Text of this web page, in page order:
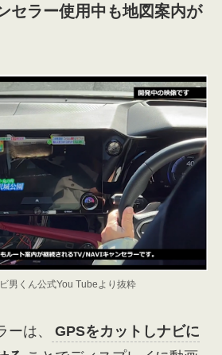
セラー使用中も地図案内が
男くん公式You Tubeより抜粋
は、
GPSをカットしナビに